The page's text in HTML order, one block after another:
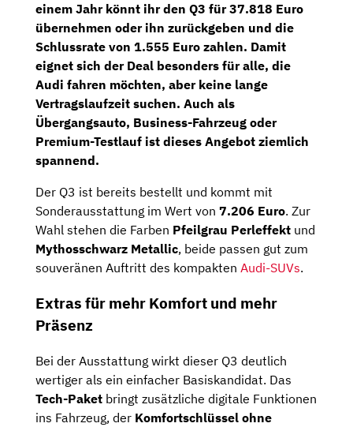
einem Jahr könnt ihr den Q3 für37.818 Euro
übernehmen oder ihn zurückgeben und die
Schlussrate von 1.555 Euro zahlen. Damit
eignet sich der Deal besonders für alle, die
Audi fahren möchten, aber keine lange
Vertragslaufzeit suchen. Auch als
Übergangsauto, Business-Fahrzeug oder
Premium-Testlauf ist dieses Angebot ziemlich
spannend.
Der Q3 ist bereits bestellt und kommt mit
Sonderausstattung im Wert von 7.206 Euro. Zur
Wahl stehen die Farben Pfeilgrau Perleffekt und
Mythosschwarz Metallic, beide passen gut zum
souveränen Auftritt des kompakten Audi-SUVs.
Extras für mehr Komfort und mehr
Präsenz
Bei der Ausstattung wirkt dieser Q3 deutlich
wertiger als ein einfacher Basiskandidat. Das
Tech-Paket bringt zusätzliche digitale Funktionen
ins Fahrzeug, der Komfortschlüssel ohne